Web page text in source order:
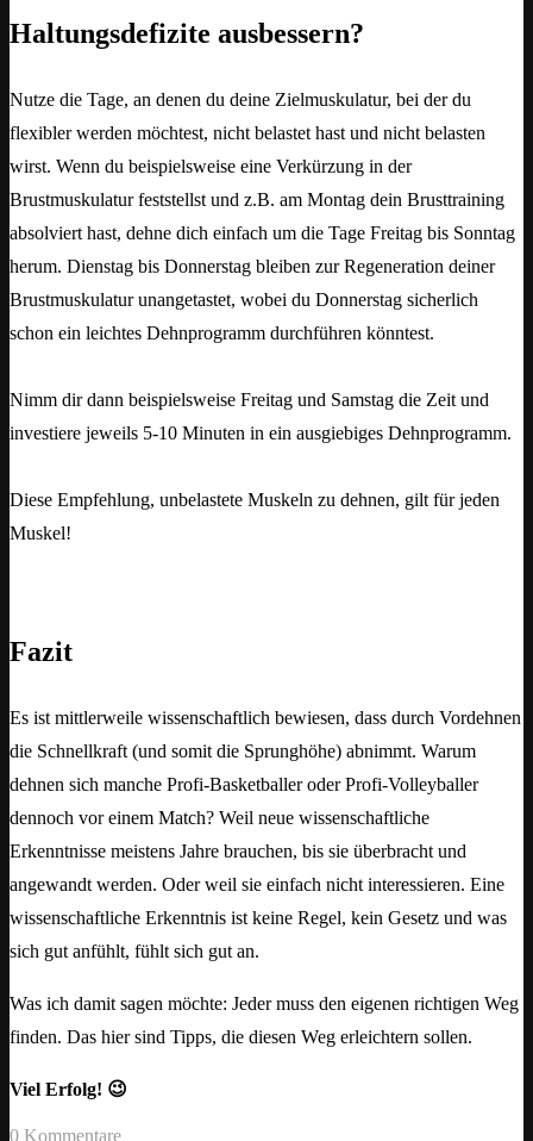
Haltungsdefizite ausbessern?
Nutze die Tage, an denen du deine Zielmuskulatur, bei der du
flexibler werden möchtest, nicht belastet hast und nicht belasten
wirst. Wenn du beispielsweise eine Verkürzung in der
Brustmuskulatur feststellst und z.B. am Montag dein Brusttraining
absolviert hast, dehne dich einfach um die Tage Freitag bis Sonntag
herum. Dienstag bis Donnerstag bleiben zur Regeneration deiner
Brustmuskulatur unangetastet, wobei du Donnerstag sicherlich
schon ein leichtes Dehnprogramm durchführen könntest.
Nimm dir dann beispielsweise Freitag und Samstag die Zeit und
investiere jeweils 5-10 Minuten in ein ausgiebiges Dehnprogramm.
Diese Empfehlung, unbelastete Muskeln zu dehnen, gilt für jeden
Muskel!
Fazit
Es ist mittlerweile wissenschaftlich bewiesen, dass durch Vordehnen
die Schnellkraft (und somit die Sprunghöhe) abnimmt. Warum
dehnen sich manche Profi-Basketballer oder Profi-Volleyballer
dennoch vor einem Match? Weil neue wissenschaftliche
Erkenntnisse meistens Jahre brauchen, bis sie überbracht und
angewandt werden. Oder weil sie einfach nicht interessieren. Eine
wissenschaftliche Erkenntnis ist keine Regel, kein Gesetz und was
sich gut anfühlt, fühlt sich gut an.
Was ich damit sagen möchte: Jeder muss den eigenen richtigen Weg
finden. Das hier sind Tipps, die diesen Weg erleichtern sollen.
Viel Erfolg! 😉
0 Kommentare